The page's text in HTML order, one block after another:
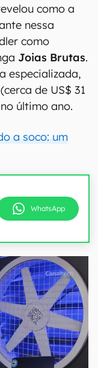
como a
nessa
como
Joias Brutas.
especializada,
de US$ 31
último ano.
a soco: um
WhatsApp